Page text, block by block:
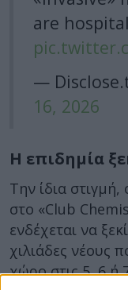
are
—
16, 2026
Η επιδημία
Την ίδια στιγμή,
στο «Club
ενδέχεται να
χιλιάδες νέους
χώρο στις 5, 6 ή